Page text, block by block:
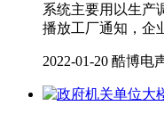
系统主要用以生产
播放工厂通知，企
2022-01-20 酷博电